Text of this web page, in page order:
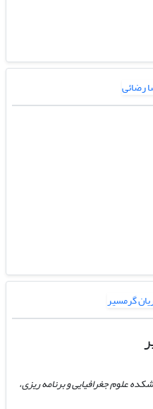
علوم جغرافیایی و برنامه ریزی،